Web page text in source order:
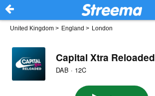
United Kingdom > England > London
Capital Xtra Reloaded
DAB · 12C